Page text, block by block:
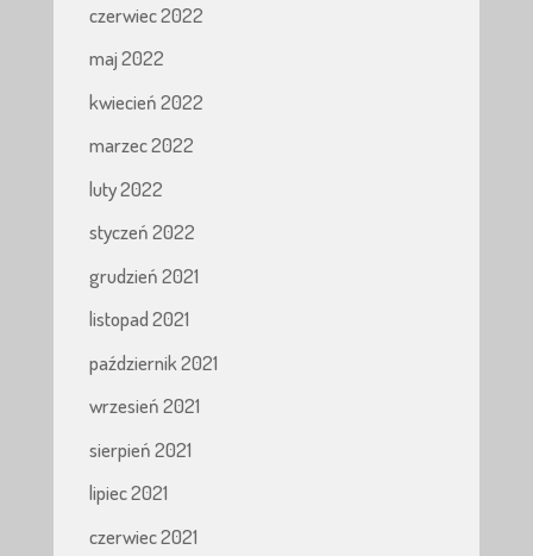
czerwiec 2022
maj 2022
kwiecień 2022
marzec 2022
luty 2022
styczeń 2022
grudzień 2021
listopad 2021
październik 2021
wrzesień 2021
sierpień 2021
lipiec 2021
czerwiec 2021